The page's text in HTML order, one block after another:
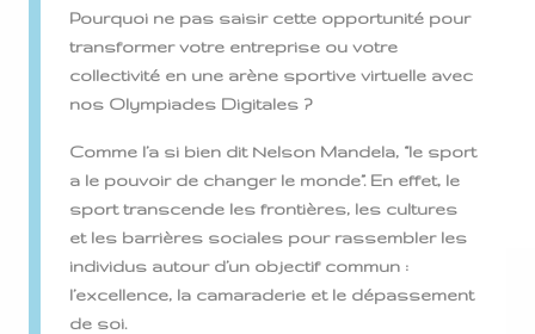
Pourquoi ne pas saisir cette opportunité pour
transformer votre entreprise ou votre
collectivité en une arène sportive virtuelle avec
nos Olympiades Digitales ?
Comme l’a si bien dit Nelson Mandela, “le sport
a le pouvoir de changer le monde”. En effet, le
sport transcende les frontières, les cultures
et les barrières sociales pour rassembler les
individus autour d’un objectif commun :
l’excellence, la camaraderie et le dépassement
de soi.